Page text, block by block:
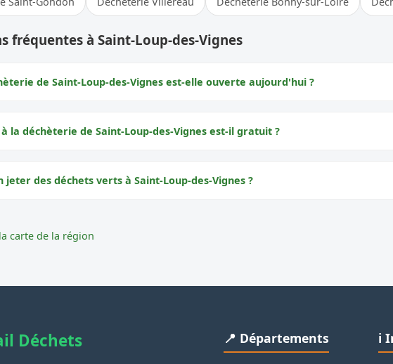
fréquentes à Saint-Loup-des-Vignes
de Saint-Loup-des-Vignes est-elle ouverte aujourd'hui ?
à la déchèterie de Saint-Loup-des-Vignes est-il gratuit ?
jeter des déchets verts à Saint-Loup-des-Vignes ?
carte de la région
Déchets 📍 Départements ℹ️